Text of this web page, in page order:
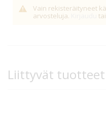
Vain rekisteräityneet
arvosteluja.
tai
Liittyvät tuotteet